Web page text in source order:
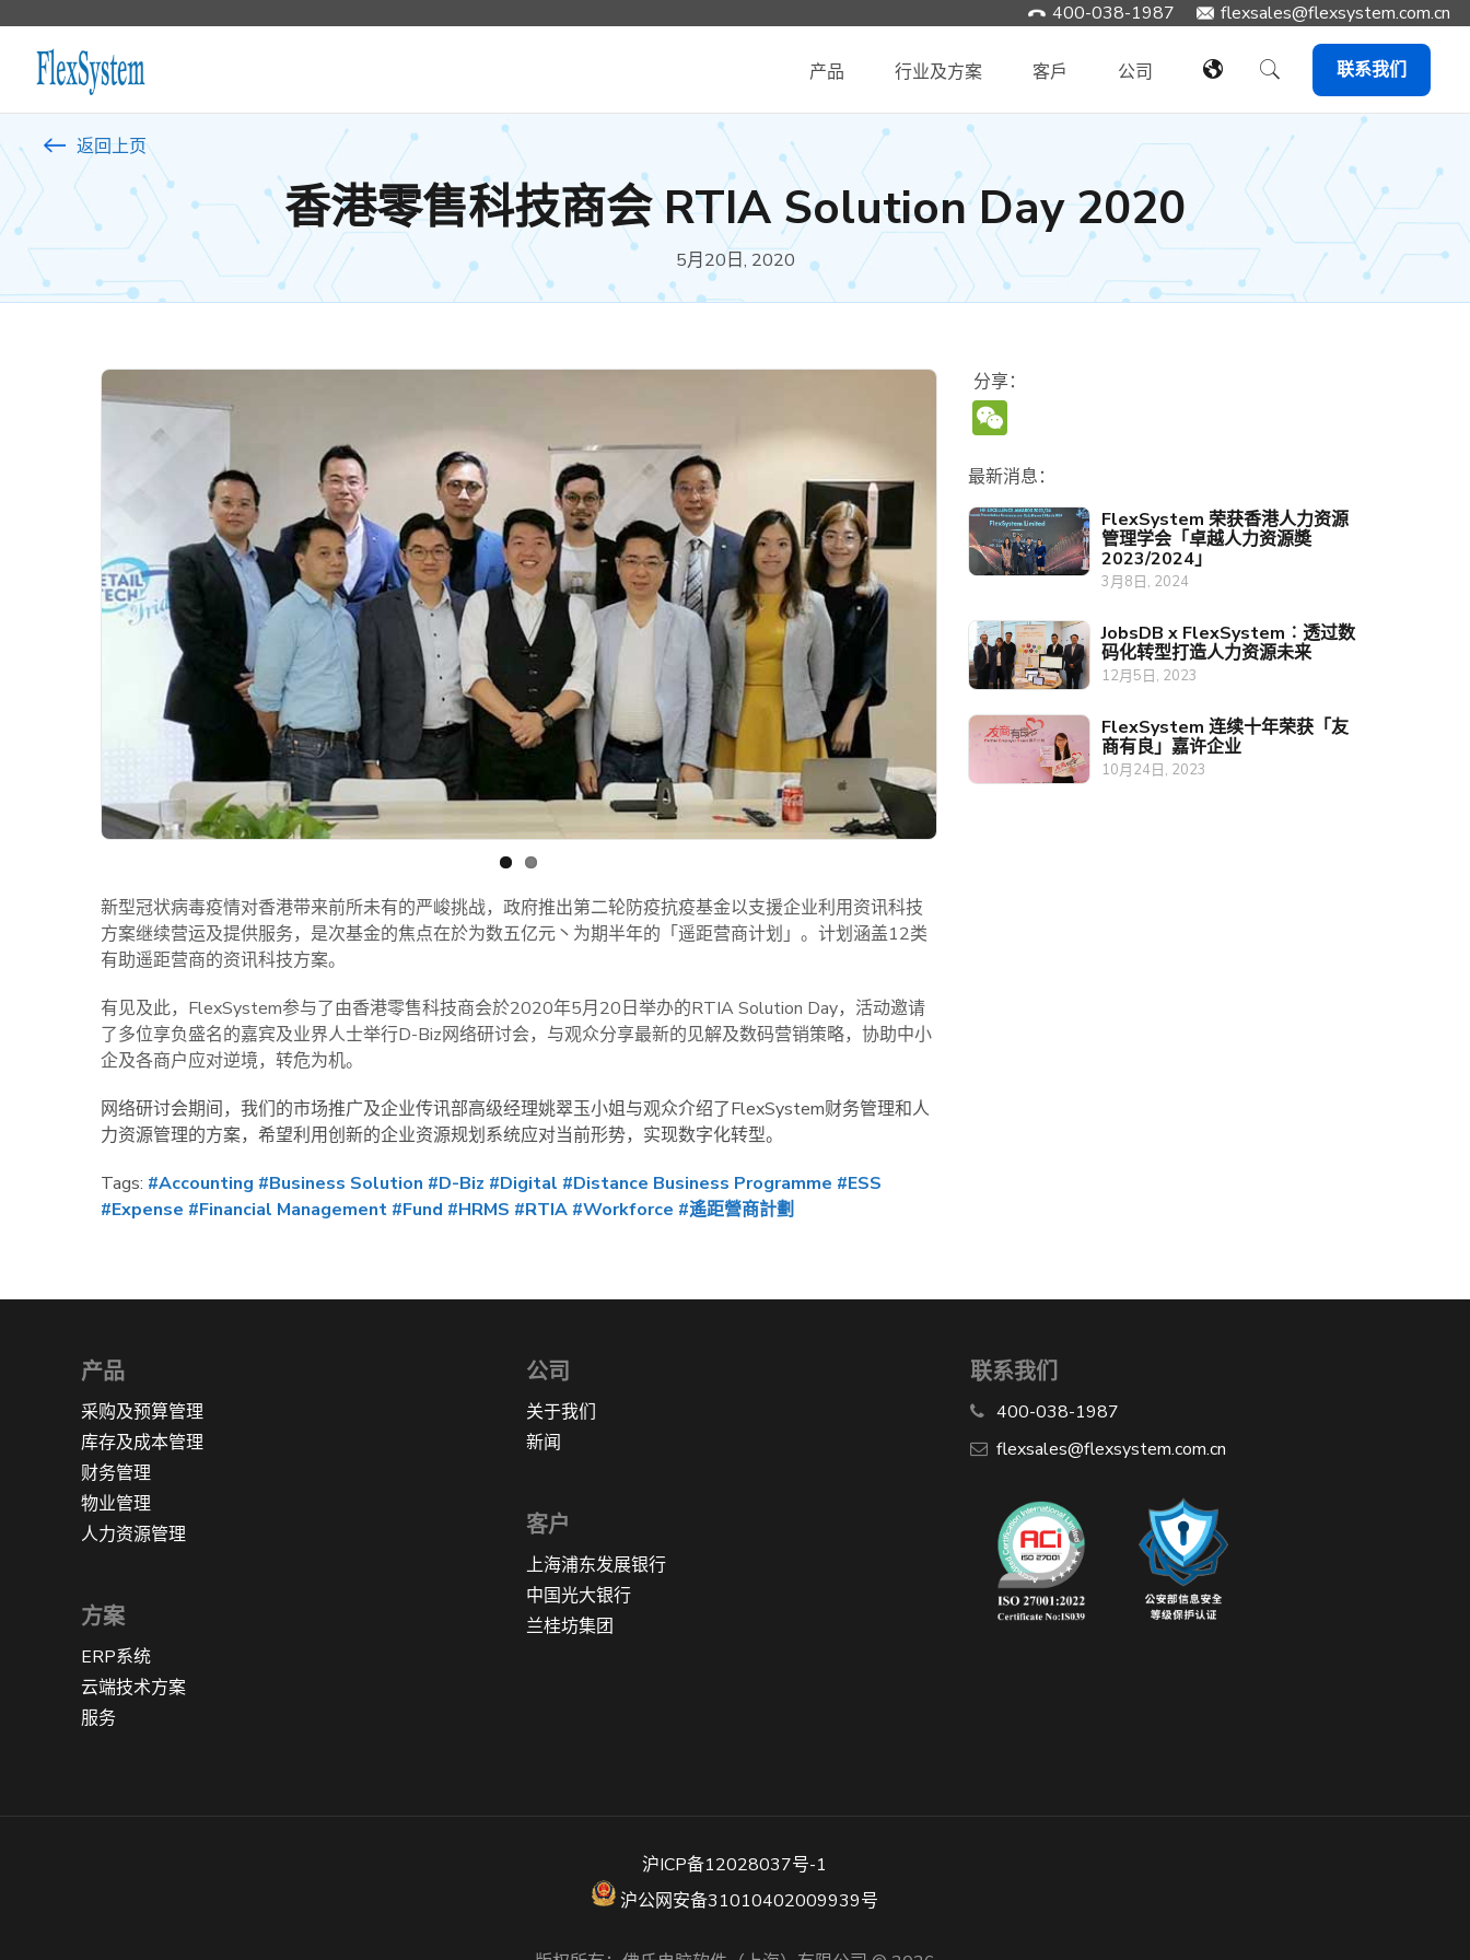
400-038-1987 ​flexsales@flexsystem.com.cn
产品 行业及方案 客戶 公司 联系我们
返回上页
香港零售科技商会 RTIA Solution Day 2020
5月20日, 2020
新型冠状病毒疫情对香港带来前所未有的严峻挑战，政府推出第二轮防疫抗疫基金以支援企业利用资讯科技
方案继续营运及提供服务，是次基金的焦点在於为数五亿元丶为期半年的「遥距营商计划」。计划涵盖12类
有助遥距营商的资讯科技方案。
有见及此，FlexSystem参与了由香港零售科技商会於2020年5月20日举办的RTIA Solution Day，活动邀请
了多位享负盛名的嘉宾及业界人士举行D-Biz网络研讨会，与观众分享最新的见解及数码营销策略，协助中小
企及各商户应对逆境，转危为机。
网络研讨会期间，我们的市场推广及企业传讯部高级经理姚翠玉小姐与观众介绍了FlexSystem财务管理和人
力资源管理的方案，希望利用创新的企业资源规划系统应对当前形势，实现数字化转型。
Tags: #Accounting #Business Solution #D-Biz #Digital #Distance Business Programme #ESS
#Expense #Financial Management #Fund #HRMS #RTIA #Workforce #遙距營商計劃
分享：
最新消息：
FlexSystem 荣获香港人力资源
管理学会「卓越人力资源奬
2023/2024」
3月8日, 2024
JobsDB x FlexSystem︰透过数
码化转型打造人力资源未来
12月5日, 2023
FlexSystem 连续十年荣获「友
商有良」嘉许企业
10月24日, 2023
产品
采购及预算管理
库存及成本管理
财务管理
物业管理
人力资源管理
方案
ERP系统
云端技术方案
服务
公司
关于我们
新闻
客户
上海浦东发展银行
中国光大银行
兰桂坊集团
联系我们
400-038-1987
​flexsales@flexsystem.com.cn
沪ICP备12028037号-1
沪公网安备31010402009939号